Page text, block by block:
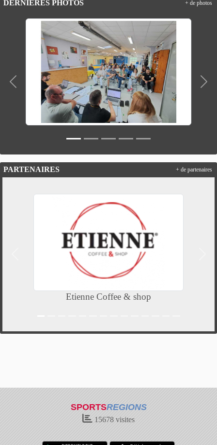
DERNIÈRES PHOTOS
Précedent
+ de photos
PARTENAIRES
Etienne Coffee & shop
+ de partenaires
SPORTSREGIONS
15678 visites